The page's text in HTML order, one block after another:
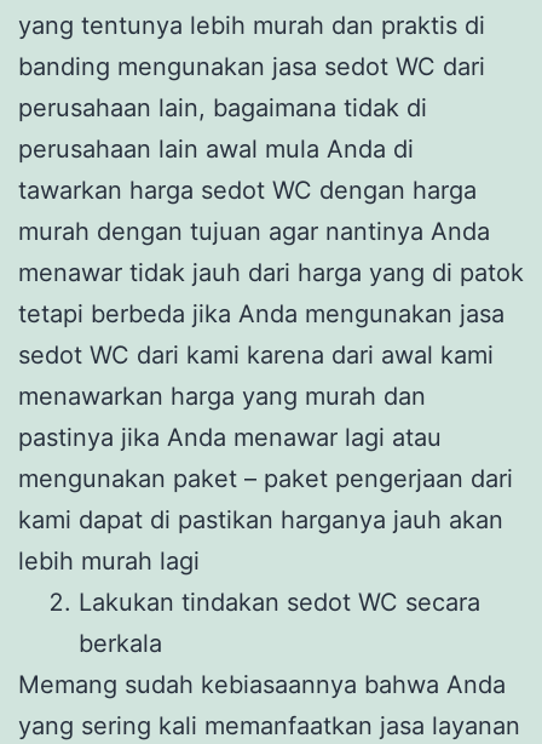
yang tentunya lebih murah dan praktis di
banding mengunakan jasa sedot WC dari
perusahaan lain, bagaimana tidak di
perusahaan lain awal mula Anda di
tawarkan harga sedot WC dengan harga
murah dengan tujuan agar nantinya Anda
menawar tidak jauh dari harga yang di patok
tetapi berbeda jika Anda mengunakan jasa
sedot WC dari kami karena dari awal kami
menawarkan harga yang murah dan
pastinya jika Anda menawar lagi atau
mengunakan paket – paket pengerjaan dari
kami dapat di pastikan harganya jauh akan
lebih murah lagi
Lakukan tindakan sedot WC secara
berkala
Memang sudah kebiasaannya bahwa Anda
yang sering kali memanfaatkan jasa layanan